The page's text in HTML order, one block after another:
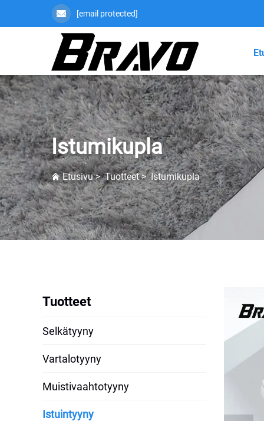
[email protected]
Istumikupla
Etusivu>Tuotteet>Istumikupla
Tuotteet
Selkätyyny
Vartalotyyny
Muistivaahtotyyny
Istuintyyny